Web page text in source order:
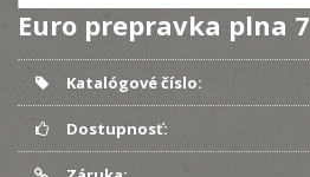
Euro prepravka plna 7
Katalógové číslo:
Dostupnosť: